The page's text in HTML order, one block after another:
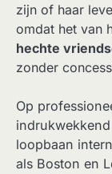
zijn of haar
omdat het van
hechte
zonder
Op
loopbaan
als Boston en